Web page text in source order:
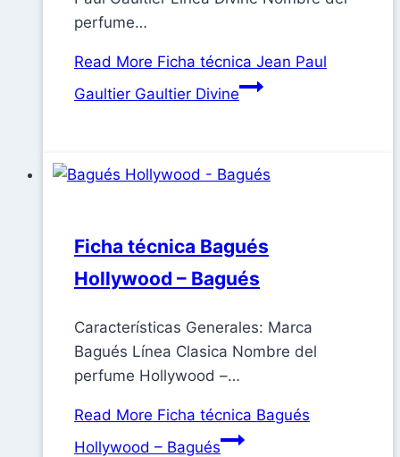
perfume…
Read More Ficha técnica Jean Paul
Gaultier Gaultier Divine
Ficha técnica Bagués
Hollywood – Bagués
Características Generales: Marca
Bagués Línea Clasica Nombre del
perfume Hollywood –…
Read More Ficha técnica Bagués
Hollywood – Bagués